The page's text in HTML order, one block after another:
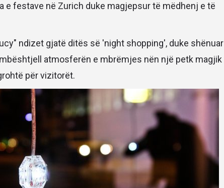
e festave në Zurich duke magjepsur të mëdhenj e të
ndizet gjatë ditës së 'night shopping', duke shënuar
atmosferën e mbrëmjes nën një petk magjik
për vizitorët.